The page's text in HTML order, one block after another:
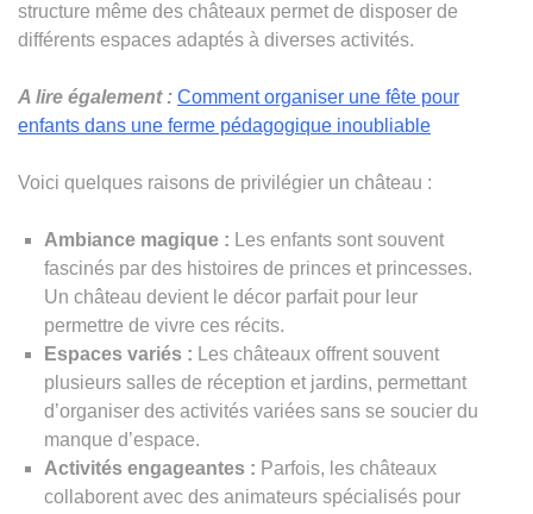
structure même des châteaux permet de disposer de
différents espaces adaptés à diverses activités.
A lire également : Comment organiser une fête pour
enfants dans une ferme pédagogique inoubliable
Voici quelques raisons de privilégier un château :
Ambiance magique : Les enfants sont souvent
fascinés par des histoires de princes et princesses.
Un château devient le décor parfait pour leur
permettre de vivre ces récits.
Espaces variés : Les châteaux offrent souvent
plusieurs salles de réception et jardins, permettant
d’organiser des activités variées sans se soucier du
manque d’espace.
Activités engageantes : Parfois, les châteaux
collaborent avec des animateurs spécialisés pour